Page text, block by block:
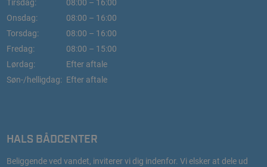
Tirsdag:
08:00 – 16:00
Onsdag:
08:00 – 16:00
Torsdag:
08:00 – 16:00
Fredag:
08:00 – 15:00
Lørdag:
Efter aftale
Søn-/helligdag: Efter aftale
HALS BÅDCENTER
Beliggende ved vandet, inviterer vi dig indenfor. Vi elsker at dele ud